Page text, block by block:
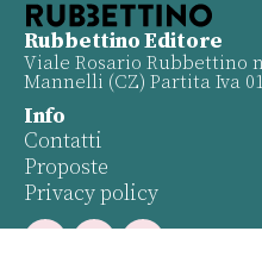
Rubbettino Editore
Viale Rosario Rubbettino
Mannelli (CZ) Partita Iva
Info
Contatti
Proposte
Privacy policy